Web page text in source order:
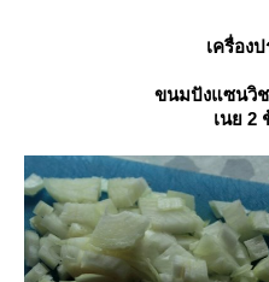
เครื่อง
ขนมปังแซนวิ
เนย 2